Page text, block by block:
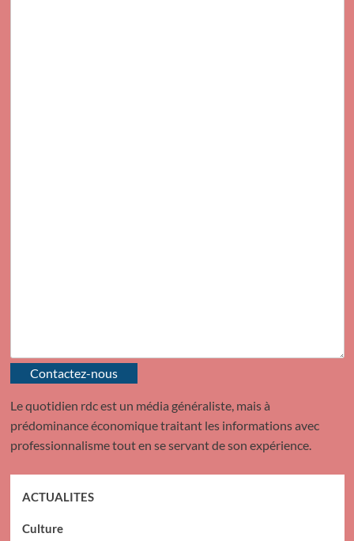
Contactez-nous
Le quotidien rdc est un média généraliste, mais à
prédominance économique traitant les informations avec
professionnalisme tout en se servant de son expérience.
ACTUALITES
Culture